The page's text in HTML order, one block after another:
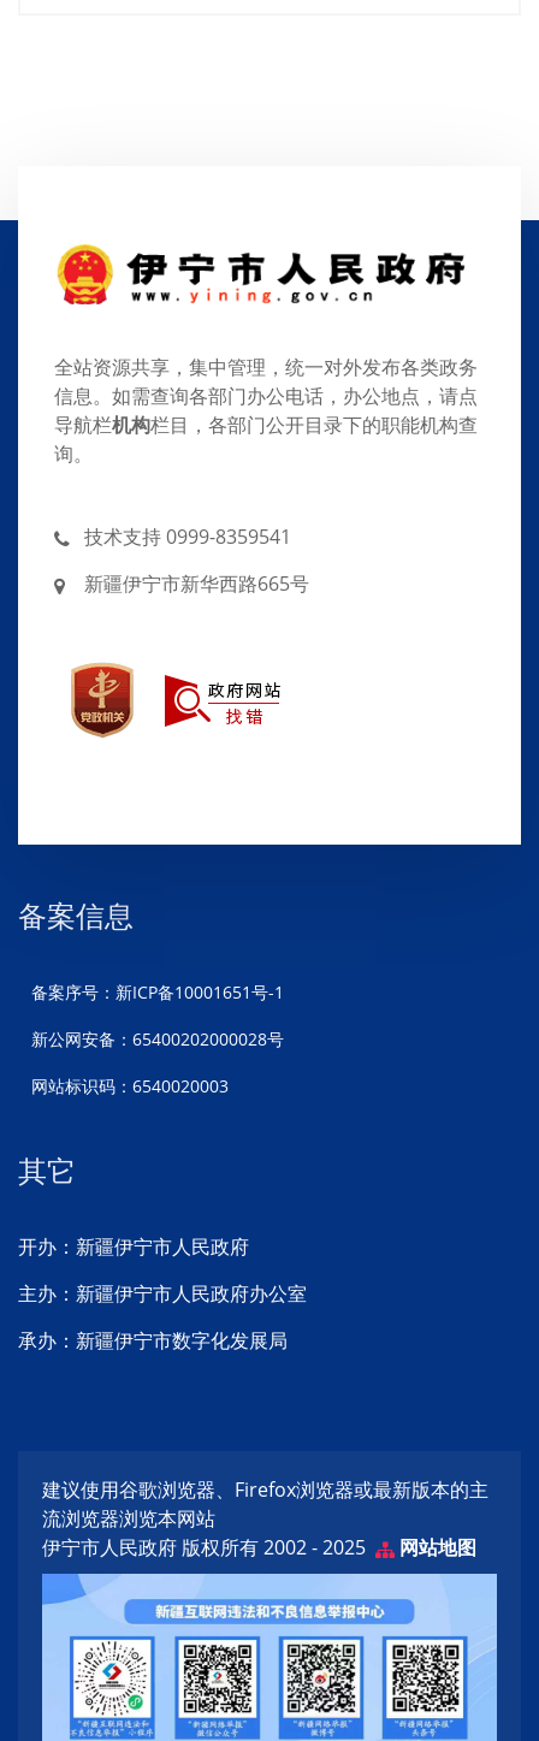
全站资源共享，集中管理，统一对外发布各类政务
信息。如需查询各部门办公电话，办公地点，请点
导航栏机构栏目，各部门公开目录下的职能机构查
询。
技术支持 0999-8359541
新疆伊宁市新华西路665号
备案信息
备案序号：新ICP备10001651号-1
新公网安备：65400202000028号
网站标识码：6540020003
其它
开办：新疆伊宁市人民政府
主办：新疆伊宁市人民政府办公室
承办：新疆伊宁市数字化发展局
建议使用谷歌浏览器、Firefox浏览器或最新版本的主
流浏览器浏览本网站
伊宁市人民政府 版权所有 2002 - 2025
网站地图